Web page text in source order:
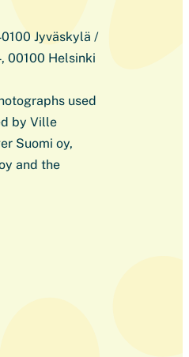
Jyväskylä /
00100 Helsinki
used
by Ville
Suomi oy,
and the